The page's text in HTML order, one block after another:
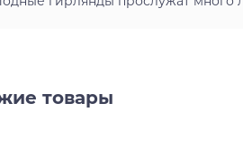
товары